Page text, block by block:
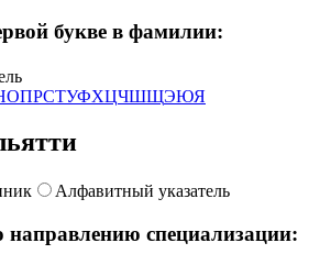
букве в фамилии:
ОПРСТУФХЦЧШЩЭЮЯ
Алфавитный указатель
специализации: